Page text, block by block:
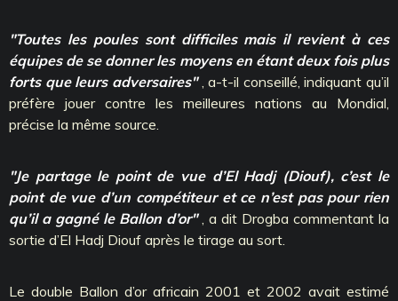
"Toutes les poules sont difficiles mais il revient à ces
équipes de se donner les moyens en étant deux fois plus
forts que leurs adversaires", a-t-il conseillé, indiquant qu’il
préfère jouer contre les meilleures nations au Mondial,
précise la même source.
"Je partage le point de vue d’El Hadj (Diouf), c’est le
point de vue d’un compétiteur et ce n’est pas pour rien
qu’il a gagné le Ballon d’or", a dit Drogba commentant la
sortie d’El Hadj Diouf après le tirage au sort.
Le double Ballon d’or africain 2001 et 2002 avait estimé